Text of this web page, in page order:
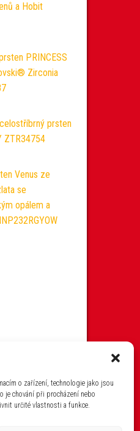
o zařízení, technologie jako jsou
je chování při procházení nebo
určité vlastnosti a funkce.
a Hobit
PRINCESS
Zirconia
prsten
ZTR34754
Venus ze
se
opálem a